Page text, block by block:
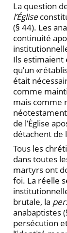
La question
l’Église
(§ 44). Les
continuité
Ils estimaient
qu’un
était
comme
mais comme
de l’Église
détachent de
Tous les
dans toutes
martyrs ont
foi. La réelle
brutale, la
anabaptistes
persécution